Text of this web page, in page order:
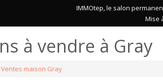
IMMOtep, le salon
Mise
à vendre à Gray
Ventes maison Gray